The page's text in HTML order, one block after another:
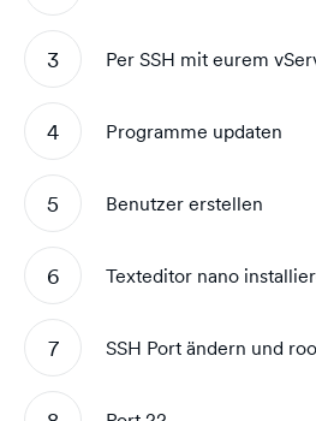
Per SSH mit eurem
Programme updaten
Benutzer erstellen
Texteditor nano
SSH Port ändern und